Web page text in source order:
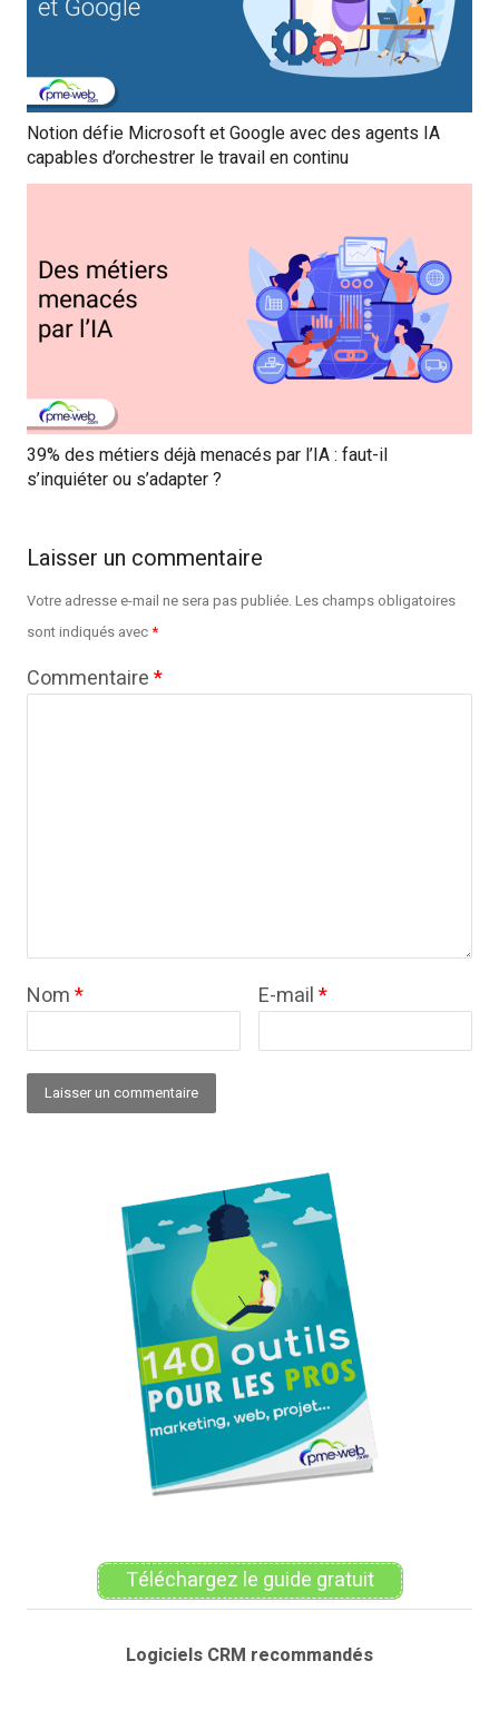
Notion défie Microsoft et Google avec des agents IA
capables d’orchestrer le travail en continu
39% des métiers déjà menacés par l’IA : faut-il
s’inquiéter ou s’adapter ?
Laisser un commentaire
Votre adresse e-mail ne sera pas publiée.Les champs obligatoires
sont indiqués avec*
Commentaire*
Nom* E-mail*
Téléchargez le guide gratuit
Logiciels CRM recommandés